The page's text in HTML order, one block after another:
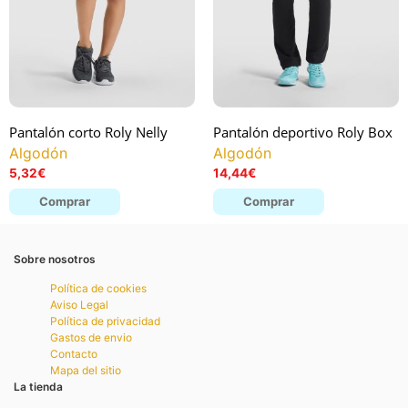
Pantalón corto Roly Nelly
Algodón
5,32€
Comprar
Pantalón deportivo Roly Box
Algodón
14,44€
Comprar
Sobre nosotros
Política de cookies
Aviso Legal
Política de privacidad
Gastos de envio
Contacto
Mapa del sitio
La tienda